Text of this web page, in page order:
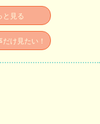
と見る
け見たい！